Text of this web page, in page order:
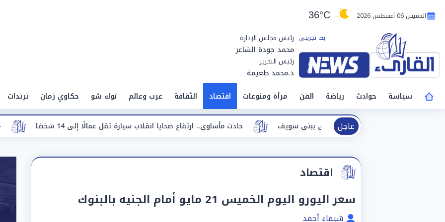
الخميس 06 أغسطس 2026 36°C
رئيس مجلس الإدارة
محمد جودة الشاعر
رئيس التحرير
د.محمد طعيمة
سياسة
حوادث رياضة الفن مرأة ومنوعات اقتصاد الثقافة عرب وعالم توك شو حكاوي زمان ترندات
عاجل
«تحرك عاجل».. وزير حادث مأساوي.. ارتفاع ضحايا انقلاب سيارة تقل عمالًا إلى 14 شخصًا حادث نفق الودي ببني سويف
اقتصاد
سعر اليورو اليوم الخميس 21 مايو أمام الجنيه بالبنوك
شيماء أحمد